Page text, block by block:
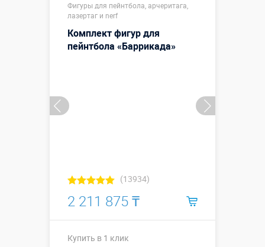
Фигуры для пейнтбола, арчеритага,
лазертаг и nerf
Комплект фигур для
пейнтбола «Баррикада»
(13934)
2 211 875 ₸
Купить в 1 клик